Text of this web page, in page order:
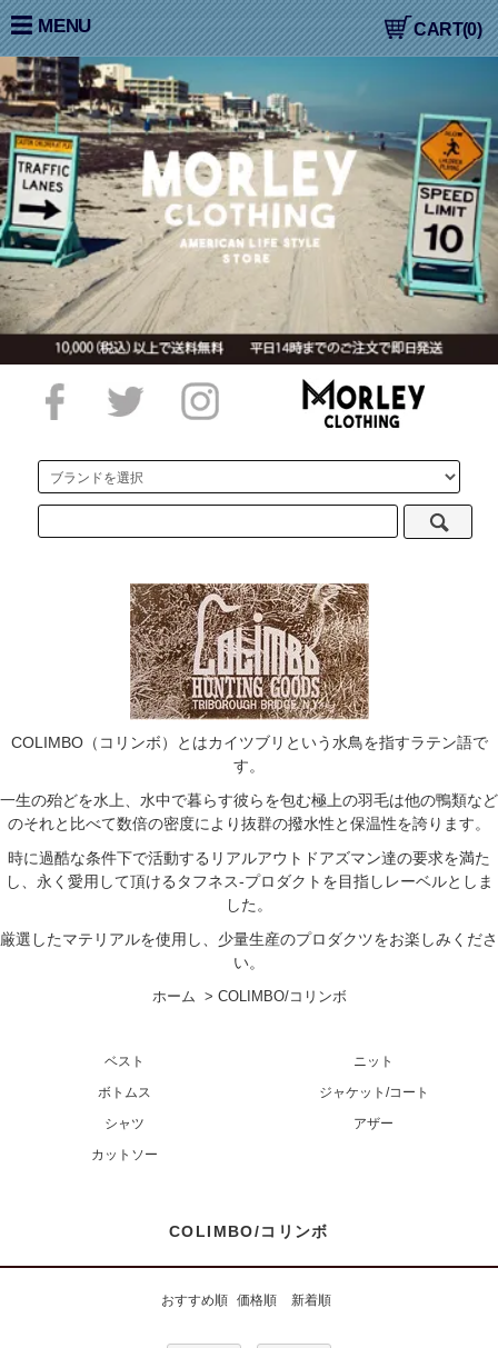
大阪高槻,国産ジーンズ,アメカジ,通販,販売, COLIMBO,コリン
ボ,WORKERS,ワーカーズ,LOOP&WEFT,ループ＆ウェフト CART(0)
MENU
COLIMBO（コリンボ）とはカイツブリという水鳥を指すラテン語で
す。
一生の殆どを水上、水中で暮らす彼らを包む極上の羽毛は他の鴨類など
のそれと比べて数倍の密度により抜群の撥水性と保温性を誇ります。
時に過酷な条件下で活動するリアルアウトドアズマン達の要求を満た
し、永く愛用して頂けるタフネス-プロダクトを目指しレーベルとしま
した。
厳選したマテリアルを使用し、少量生産のプロダクツをお楽しみくださ
い。
ホーム > COLIMBO/コリンボ
ベスト
ニット
ボトムス
ジャケット/コート
シャツ
アザー
カットソー
COLIMBO/コリンボ
おすすめ順 価格順 新着順